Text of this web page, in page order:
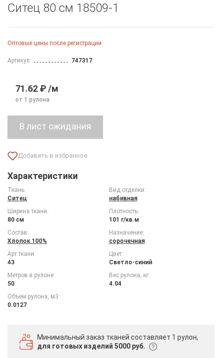
Ситец 80 см 18509-1
Оптовые цены после регистрации
Артикул: 747317
71.62 ₽ /м
от 1 рулона
Характеристики
Ткань:
Ситец
Вид отделки:
набивная
Ширина ткани:
80 см
Плотность:
101 г/кв.м
Состав:
Хлопок 100%
Назначение:
сорочечная
Арт ткани:
43
Цвет:
Светло-синий
Метров в рулоне:
50
Вес рулона, кг:
4.04
Объем рулона, м3:
0.0127
Минимальный заказ тканей составляет 1 рулон,
для готовых изделий 5000 руб.